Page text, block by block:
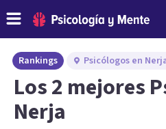
Rankings Psicólogos en
Los 2 mejores
Nerja